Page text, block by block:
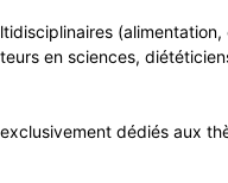
en sciences,
dédiés aux